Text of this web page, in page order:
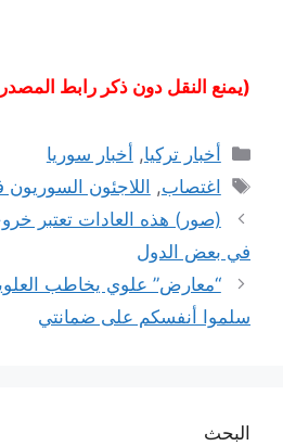
(يمنع النقل دون ذكر رابط
التصنيفات
أخبار تركيا, أخبار سوريا
الوسوم
اغتصاب,
اللاجئون السوريون
(صور) هذه العادات تعتبر
في بعض الدول
“معارض” علوي يخاطب
سلموا أنفسكم على ضمانتي
البحث